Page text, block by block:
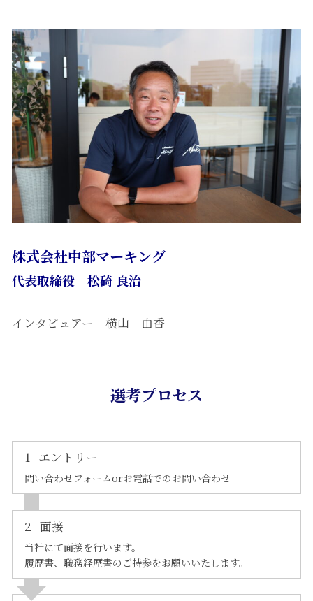
株式会社中部マーキング
代表取締役 松碕 良治
インタビュアー 横山 由香
選考プロセス
1 エントリー
問い合わせフォームorお電話でのお問い合わせ
2 面接
当社にて面接を行います。
履歴書、職務経歴書のご持参をお願いいたします。